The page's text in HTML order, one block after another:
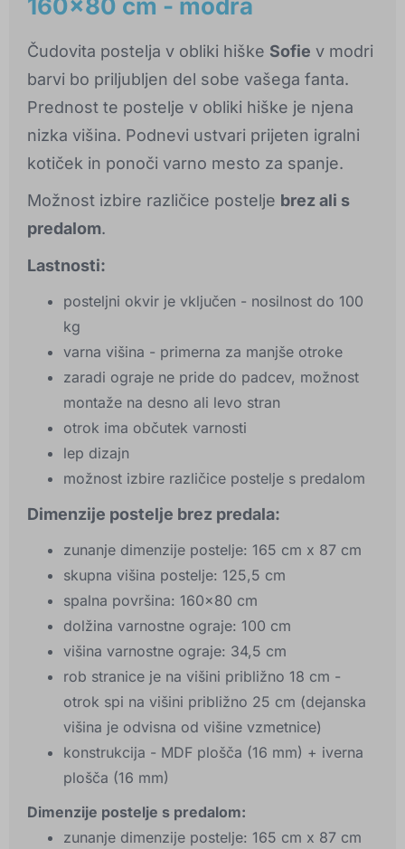
160x80 cm - modra
Čudovita postelja v obliki hiške Sofie v modri
barvi bo priljubljen del sobe vašega fanta.
Prednost te postelje v obliki hiške je njena
nizka višina. Podnevi ustvari prijeten igralni
kotiček in ponoči varno mesto za spanje.
Možnost izbire različice postelje brez ali s
predalom.
Lastnosti:
posteljni okvir je vključen - nosilnost do 100
kg
varna višina - primerna za manjše otroke
zaradi ograje ne pride do padcev, možnost
montaže na desno ali levo stran
otrok ima občutek varnosti
lep dizajn
možnost izbire različice postelje s predalom
Dimenzije postelje brez predala:
zunanje dimenzije postelje: 165 cm x 87 cm
skupna višina postelje: 125,5 cm
spalna površina: 160×80 cm
dolžina varnostne ograje: 100 cm
višina varnostne ograje: 34,5 cm
rob stranice je na višini približno 18 cm -
otrok spi na višini približno 25 cm (dejanska
višina je odvisna od višine vzmetnice)
konstrukcija - MDF plošča (16 mm) + iverna
plošča (16 mm)
Dimenzije postelje s predalom:
zunanje dimenzije postelje: 165 cm x 87 cm